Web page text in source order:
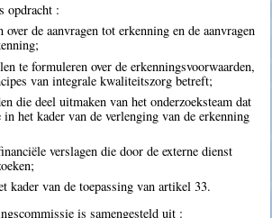
opdracht :
over de aanvragen tot erkenning en de aanvragen
te formuleren over de erkenningsvoorwaarden,
van integrale kwaliteitszorg betreft;
die deel uitmaken van het onderzoeksteam dat
in het kader van de verlenging van de erkenning
verslagen die door de externe dienst
kader van de toepassing van artikel 33.
is samengesteld uit :